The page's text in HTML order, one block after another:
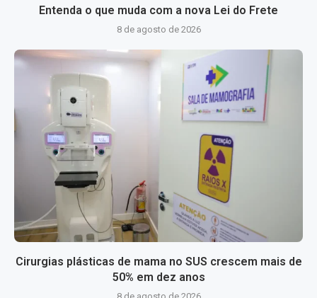
Entenda o que muda com a nova Lei do Frete
8 de agosto de 2026
Cirurgias plásticas de mama no SUS crescem mais de
50% em dez anos